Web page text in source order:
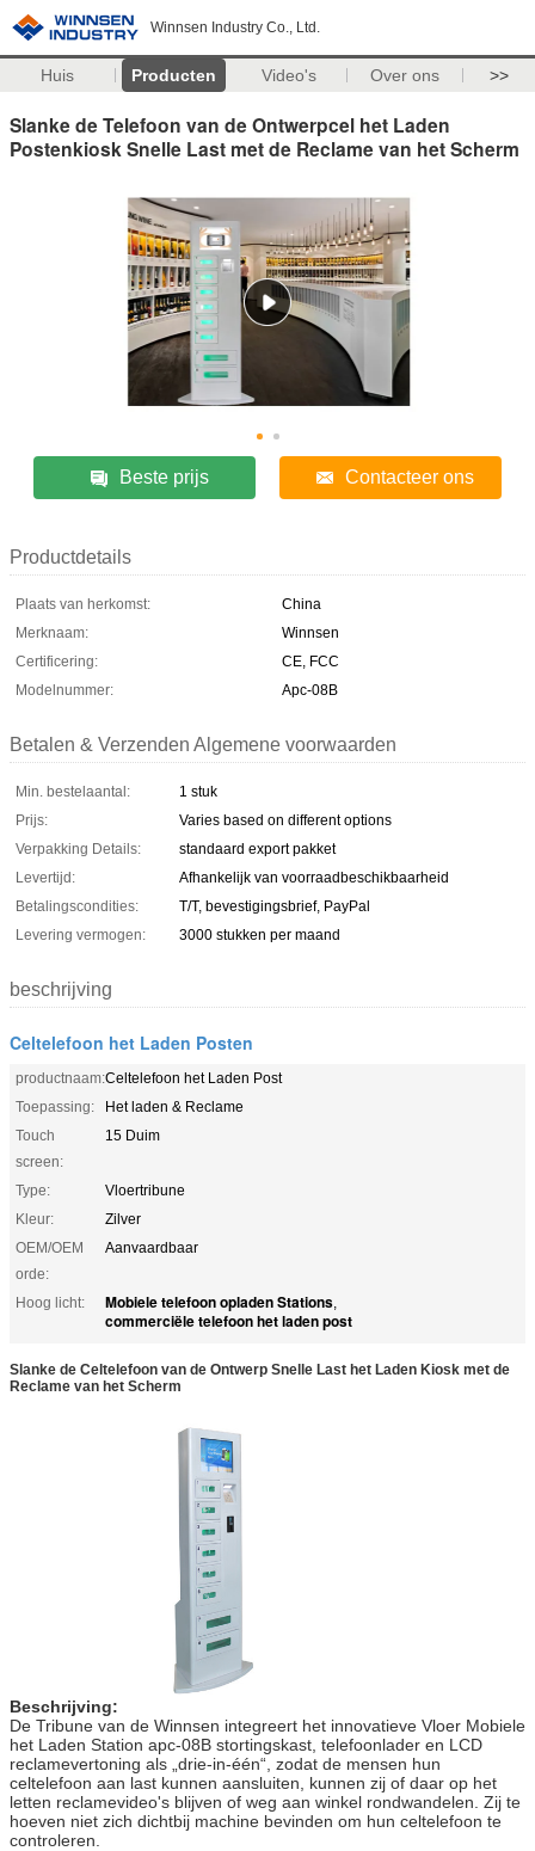
Winnsen Industry Co., Ltd.
Huis Producten Video's Over ons >>
Slanke de Telefoon van de Ontwerpcel het Laden
Postenkiosk Snelle Last met de Reclame van het Scherm
Beste prijs Contacteer ons
Productdetails
Plaats van herkomst:
China
Merknaam:
Winnsen
Certificering:
CE, FCC
Modelnummer:
Apc-08B
Betalen & Verzenden Algemene voorwaarden
Min. bestelaantal:
1 stuk
Prijs:
Varies based on different options
Verpakking Details:
standaard export pakket
Levertijd:
Afhankelijk van voorraadbeschikbaarheid
Betalingscondities:
T/T, bevestigingsbrief, PayPal
Levering vermogen:
3000 stukken per maand
beschrijving
Celtelefoon het Laden Posten
productnaam:Celtelefoon het Laden Post
Toepassing:
Het laden & Reclame
Touch
screen:
15 Duim
Type:
Vloertribune
Kleur:
Zilver
OEM/OEM
orde:
Aanvaardbaar
Hoog licht: Mobiele telefoon opladen Stations,
commerciële telefoon het laden post
Slanke de Celtelefoon van de Ontwerp Snelle Last het Laden Kiosk met de
Reclame van het Scherm
Beschrijving:
De Tribune van de Winnsen integreert het innovatieve Vloer Mobiele
het Laden Station apc-08B stortingskast, telefoonlader en LCD
reclamevertoning als „drie-in-één“, zodat de mensen hun
celtelefoon aan last kunnen aansluiten, kunnen zij of daar op het
letten reclamevideo's blijven of weg aan winkel rondwandelen. Zij te
hoeven niet zich dichtbij machine bevinden om hun celtelefoon te
controleren.